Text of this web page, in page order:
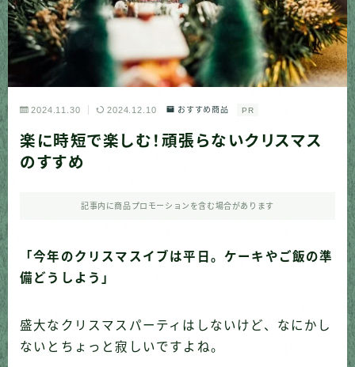
日記
2024.11.30 2024.12.10 おすすめ商品 PR
楽に時短で楽しむ！頑張らないクリスマス
のすすめ
記事内に商品プロモーションを含む場合があります
「今年のクリスマスイブは平日。ケーキやご飯の準
備どうしよう」
盛大なクリスマスパーティはしないけど、なにかし
ないとちょっと寂しいですよね。